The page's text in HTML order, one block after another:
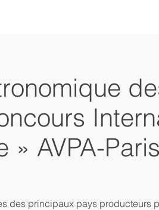
» AVPA-Paris
des principaux pays producteurs